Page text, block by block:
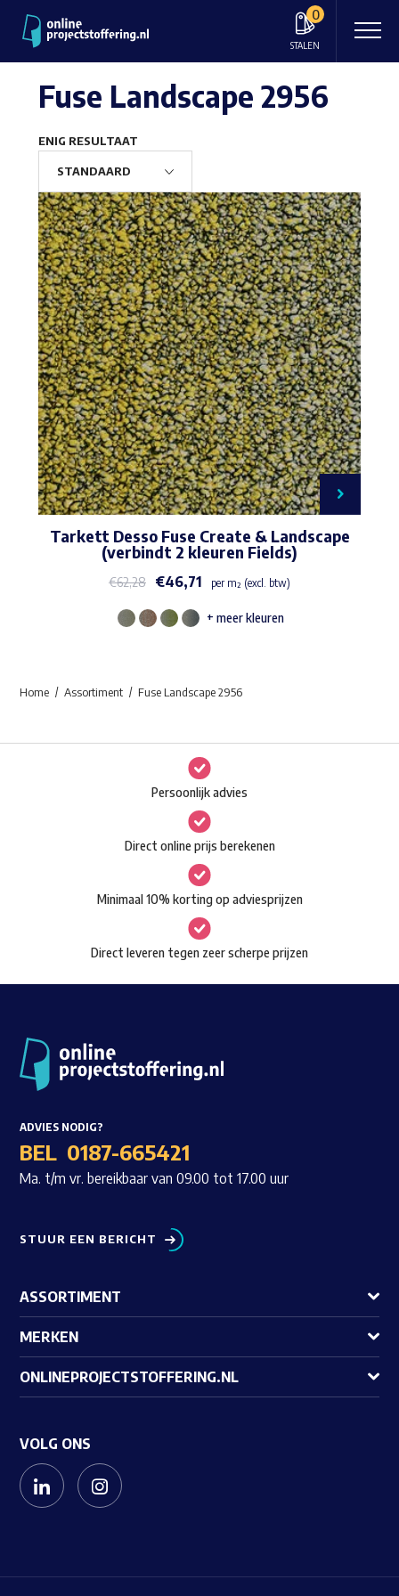
0
STALEN
Waar ben je naar op zoek?
Fuse Landscape 2956
ENIG RESULTAAT
Tarkett Desso Fuse Create & Landscape
(verbindt 2 kleuren Fields)
€62,28 €46,71 per m² (excl. btw)
Dit
meerdere
Deze
optie
kan
gekozen
worden
op
de
productpagina
+ meer kleuren
Home Assortiment Fuse Landscape 2956
Persoonlijk advies
Direct online prijs berekenen
Minimaal 10% korting op adviesprijzen
Direct leveren tegen zeer scherpe prijzen
ADVIES NODIG?
BEL 0187-665421
Ma. t/m vr. bereikbaar van 09.00 tot 17.00 uur
STUUR EEN BERICHT
ASSORTIMENT
MERKEN
ONLINEPROJECTSTOFFERING.NL
VOLG ONS